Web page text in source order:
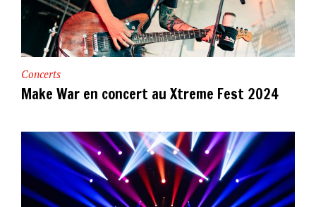
Concerts
Make War en concert au Xtreme Fest 2024